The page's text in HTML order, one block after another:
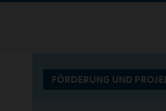
FÖRDERUNG UND